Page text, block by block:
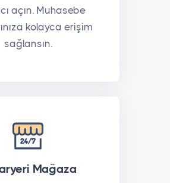
açın. Muhasebe
kolayca erişim
sağlansın.
Mağaza